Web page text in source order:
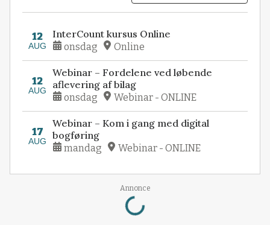
12
AUG
InterCount kursus Online
onsdag Online
12
AUG
Webinar – Fordelene ved løbende
aflevering af bilag
onsdag Webinar - ONLINE
17
AUG
Webinar – Kom i gang med digital
bogføring
mandag Webinar - ONLINE
Annonce
Loading...